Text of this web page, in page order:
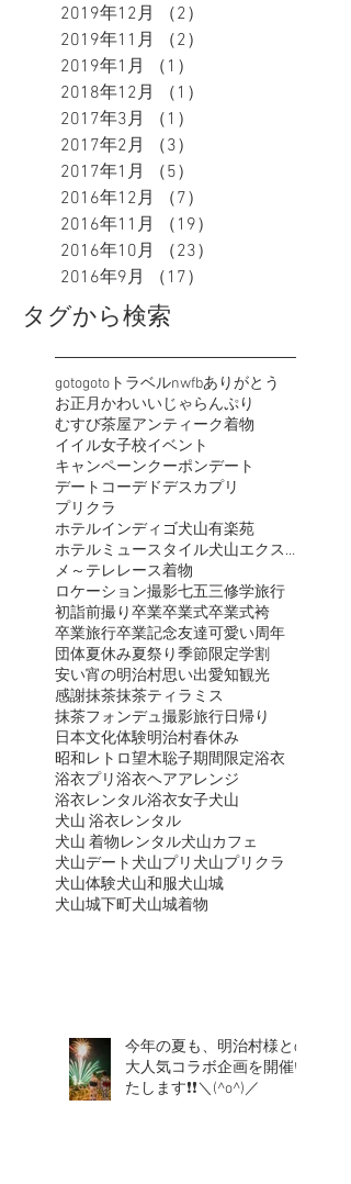
2019年12月
（2）
2019年11月
（2）
2019年1月
（1）
2018年12月
（1）
2017年3月
（1）
2017年2月
（3）
2017年1月
（5）
2016年12月
（7）
2016年11月
（19）
2016年10月
（23）
2016年9月
（17）
タグから検索
gotogotoトラベルnwfbありがとう
お正月かわいいじゃらんぷり
むすび茶屋アンティーク着物
イイル女子校イベント
キャンペーンクーポンデート
デートコーデ ドデスカプリ
プリクラ
ホテルインディゴ犬山有楽苑
ホテルミュースタイル犬山エクスペリエンス
メ～テレレース着物
ロケーション撮影七五三修学旅行
初詣前撮り卒業卒業式卒業式袴
卒業旅行卒業記念友達可愛い周年
団体夏休み夏祭り季節限定学割
安い宵の明治村思い出愛知観光
感謝抹茶抹茶ティラミス
抹茶フォンデュ撮影旅行日帰り
日本文化体験明治村春休み
昭和レトロ望木聡子期間限定浴衣
浴衣プリ浴衣ヘアアレンジ
浴衣レンタル浴衣女子犬山
犬山 浴衣レンタル
犬山 着物レンタル犬山カフェ
犬山デート犬山プリ犬山プリクラ
犬山体験犬山和服犬山城
犬山城下町 犬山城着物
今年の夏も、明治村様との
大人気コラボ企画を開催い
たします❗❗＼(^o^)／